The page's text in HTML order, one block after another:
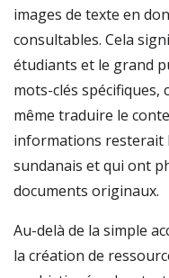
images de texte en
consultables. Cela
étudiants et le grand
mots-clés spécifiques,
même traduire le
informations resterait
sundanais et qui ont
documents originaux.
Au-delà de la simple
la création de